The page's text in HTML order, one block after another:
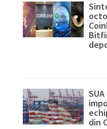
din